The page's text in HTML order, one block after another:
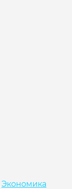
Экономика